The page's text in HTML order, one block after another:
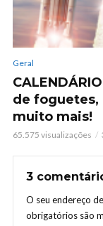
Geral
de foguetes,
muito mais!
65.575 visualizações
3
O seu endereço
obrigatórios são